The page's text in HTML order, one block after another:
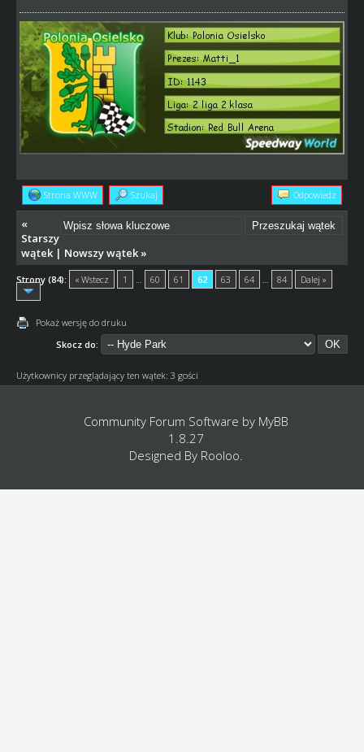
Strona WWW Szukaj Odpowiedz
«
Starszy
wątek| Nowszy wątek»
Strony (84): « Wstecz 1 … 60 61 62 63 64 … 84 Dalej »
Pokaż wersję do druku
Skocz do:
Użytkownicy przeglądający ten wątek: 3 gości
Community Forum Software by MyBB
1.8.27
Designed By Rooloo.